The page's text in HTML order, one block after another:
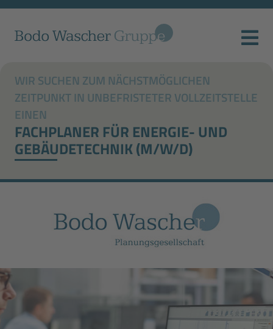
WIR SUCHEN ZUM NÄCHSTMÖGLICHEN
ZEITPUNKT IN UNBEFRISTETER VOLLZEITSTELLE
EINEN
FACHPLANER FÜR ENERGIE- UND
GEBÄUDETECHNIK (M/W/D)